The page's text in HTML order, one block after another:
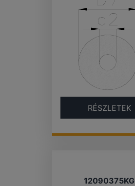
RÉSZLETEK
12090375KG